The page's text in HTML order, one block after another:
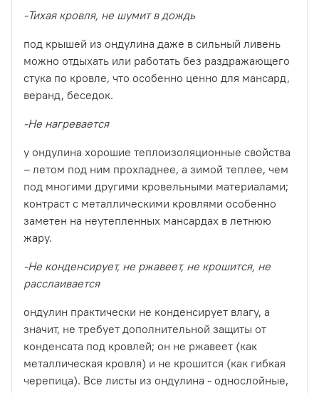
-Тихая кровля, не шумит в дождь
под крышей из ондулина даже в сильный ливень
можно отдыхать или работать без раздражающего
стука по кровле, что особенно ценно для мансард,
веранд, беседок.
-Не нагревается
у ондулина хорошие теплоизоляционные свойства
– летом под ним прохладнее, а зимой теплее, чем
под многими другими кровельными материалами;
контраст с металлическими кровлями особенно
заметен на неутепленных мансардах в летнюю
жару.
-Не конденсирует, не ржавеет, не крошится, не
расслаивается
ондулин практически не конденсирует влагу, а
значит, не требует дополнительной защиты от
конденсата под кровлей; он не ржавеет (как
металлическая кровля) и не крошится (как гибкая
черепица). Все листы из ондулина - однослойные,